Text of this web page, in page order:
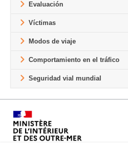
Evaluación
Víctimas
Modos de viaje
Comportamiento en el tráfico
Seguridad vial mundial